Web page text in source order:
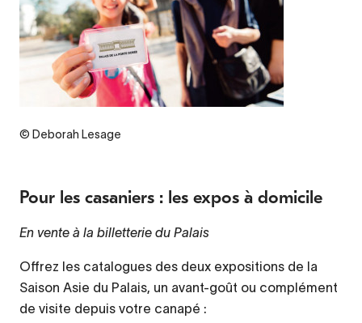
© Deborah Lesage
Pour les casaniers : les expos à domicile
En vente à la billetterie du Palais
Offrez les catalogues des deux expositions de la
Saison Asie du Palais, un avant-goût ou complément
de visite depuis votre canapé :